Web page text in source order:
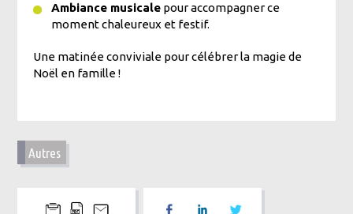
Ambiance musicale pour accompagner ce
moment chaleureux et festif.
Une matinée conviviale pour célébrer la magie de
Noël en famille !
Autres